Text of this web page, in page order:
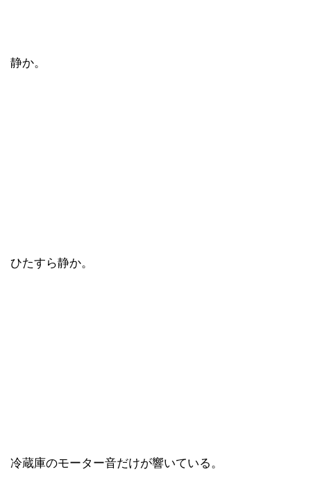
静か。
ひたすら静か。
冷蔵庫のモーター音だけが響いている。